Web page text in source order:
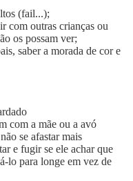
(fail...);
com outras crianças ou
os possam ver;
saber a morada de cor e
com a mãe ou a avó
se afastar mais
e fugir se ele achar que
lo para longe em vez de